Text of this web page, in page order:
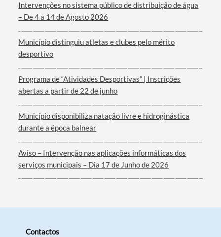
Intervenções no sistema público de distribuição de água
– De 4 a 14 de Agosto 2026
Município distinguiu atletas e clubes pelo mérito
desportivo
Programa de “Atividades Desportivas” | Inscrições
abertas a partir de 22 de junho
Município disponibiliza natação livre e hidroginástica
durante a época balnear
Aviso – Intervenção nas aplicações informáticas dos
serviços municipais – Dia 17 de Junho de 2026
Contactos